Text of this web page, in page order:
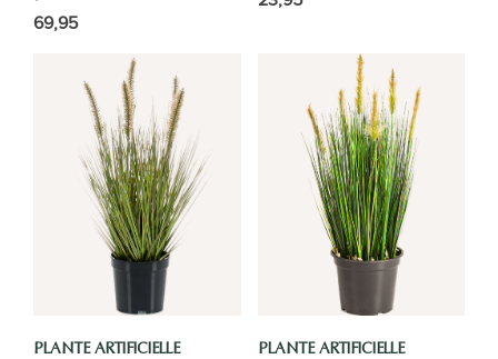
69,95
PLANTE ARTIFICIELLE PLANTE ARTIFICIELLE